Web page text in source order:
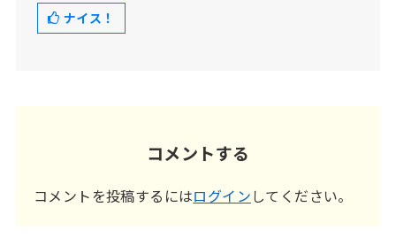
ナイス！
コメントする
コメントを投稿するにはログイン してください。